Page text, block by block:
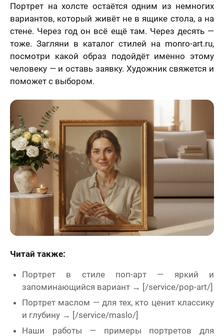
Портрет на холсте остаётся одним из немногих
вариантов, который живёт не в ящике стола, а на
стене. Через год он всё ещё там. Через десять —
тоже. Загляни в каталог стилей на monro-art.ru,
посмотри какой образ подойдёт именно этому
человеку — и оставь заявку. Художник свяжется и
поможет с выбором.
Читай также:
Портрет в стиле поп-арт — яркий и
запоминающийся вариант → [/service/pop-art/]
Портрет маслом — для тех, кто ценит классику
и глубину → [/service/maslo/]
Наши работы — примеры портретов для